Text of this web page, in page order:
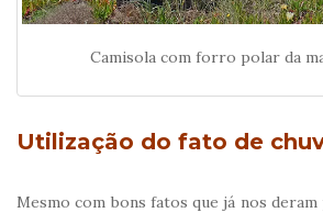
Camisola com forro polar da
Utilização do fato de
Mesmo com bons fatos que já nos deram